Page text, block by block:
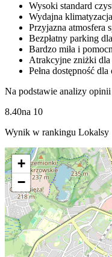
Wysoki standard
Wydajna
Przyjazna atmosfera
Bezpłatny parking
Bardzo miła i
Atrakcyjne zniżki
Pełna dostępność
Na podstawie analizy
8.40na 10
Wynik w rankingu Lokalsy
+
−